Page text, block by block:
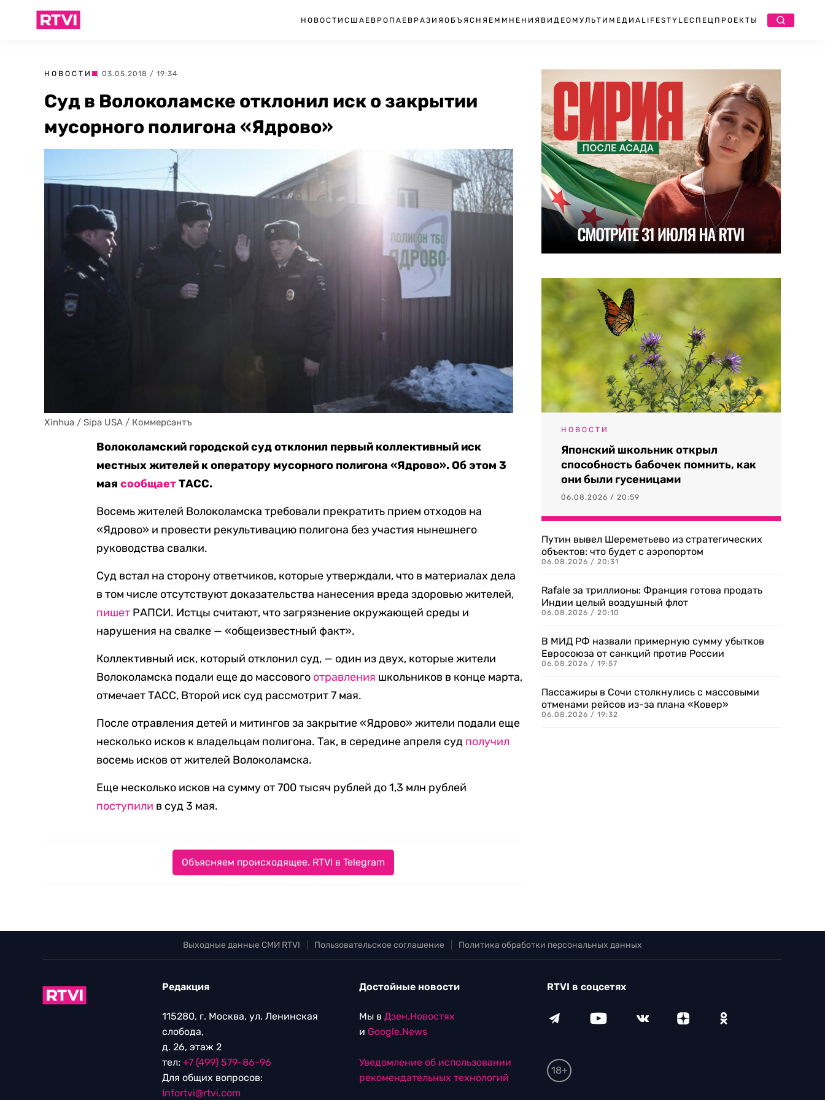
НОВОСТИ США ЕВРОПА ЕВРАЗИЯ ОБЪЯСНЯЕМ МНЕНИЯ ВИДЕО МУЛЬТИМЕДИА LIFESTYLEСПЕЦПРОЕКТЫ
НОВОСТИ | 03.05.2018 / 19:34
Суд в Волоколамске отклонил иск о закрытии
мусорного полигона «Ядрово»
Xinhua / Sipa USA / Коммерсантъ
Волоколамский городской суд отклонил первый коллективный иск
местных жителей к оператору мусорного полигона «Ядрово». Об этом 3
маясообщаетТАСС.
Восемь жителей Волоколамска требовали прекратить прием отходов на
«Ядрово» и провести рекультивацию полигона без участия нынешнего
руководства свалки.
Суд встал на сторону ответчиков, которые утверждали, что в материалах дела
в том числе отсутствуют доказательства нанесения вреда здоровью жителей,
пишет РАПСИ. Истцы считают, что загрязнение окружающей среды и
нарушения на свалке — «общеизвестный факт».
Коллективный иск, который отклонил суд, — один из двух, которые жители
Волоколамска подали еще до массового отравления школьников в конце марта,
отмечает ТАСС, Второй иск суд рассмотрит 7 мая.
После отравления детей и митингов за закрытие «Ядрово» жители подали еще
несколько исков к владельцам полигона. Так, в середине апреля суд получил
восемь исков от жителей Волоколамска.
Еще несколько исков на сумму от 700 тысяч рублей до 1,3 млн рублей
поступили в суд 3 мая.
Объясняем происходящее. RTVI в Telegram
НОВОСТИ
Японский школьник открыл
способность бабочек помнить, как
они были гусеницами
06.08.2026 / 20:59
Путин вывел Шереметьево из стратегических
объектов: что будет с аэропортом
06.08.2026 / 20:31
Rafale за триллионы: Франция готова продать
Индии целый воздушный флот
06.08.2026 / 20:10
В МИД РФ назвали примерную сумму убытков
Евросоюза от санкций против России
06.08.2026 / 19:57
Пассажиры в Сочи столкнулись с массовыми
отменами рейсов из-за плана «Ковер»
06.08.2026 / 19:32
Выходные данные СМИ RTVI Пользовательское соглашение Политика обработки персональных данных
Редакция
115280, г. Москва, ул. Ленинская
слобода,
д. 26, этаж 2
тел: +7 (499) 579-86-96
Для общих вопросов:
Infortvi@rtvi.com
Достойные новости
Мы в Дзен.Новостях
и Google.News
Уведомление об использовании
рекомендательных технологий
RTVI в соцсетях
18+